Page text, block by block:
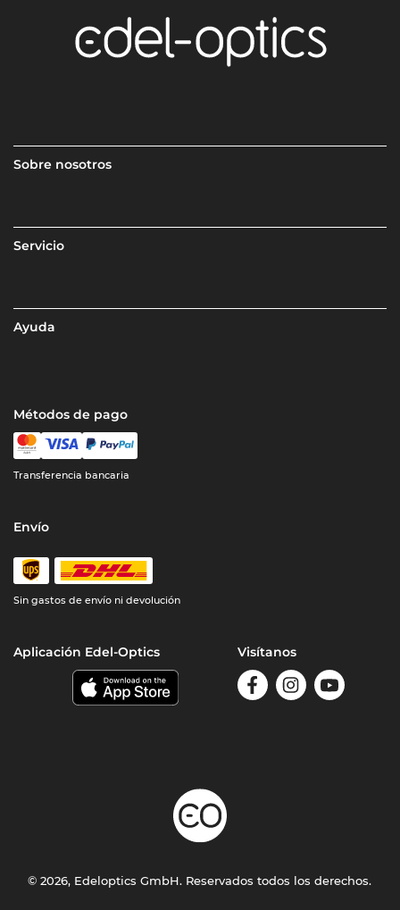
Sobre nosotros
Servicio
Ayuda
Métodos de pago
Transferencia bancaria
Envío
Sin gastos de envío ni devolución
Aplicación Edel-Optics Visítanos
© 2026, Edeloptics GmbH. Reservados todos los derechos.